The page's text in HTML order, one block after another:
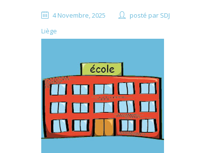
4 Novembre, 2025 posté par SDJ
Liège